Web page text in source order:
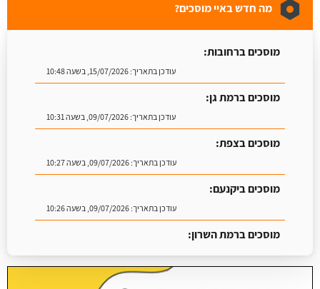
מה חדש באיי מוסכים?
מוסכים ברחובות:
עודכן בתאריך:15/07/2026, בשעה 10:48
מוסכים ברמת גן:
עודכן בתאריך:09/07/2026, בשעה 10:31
מוסכים בצפת:
עודכן בתאריך:09/07/2026, בשעה 10:27
מוסכים ביקנעם:
עודכן בתאריך:09/07/2026, בשעה 10:26
מוסכים ברמת השרון:
עודכן בתאריך:16/07/2026, בשעה 09:07